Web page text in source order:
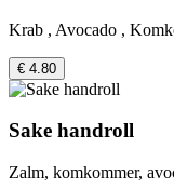
Krab , Avocado ,
€ 4.80
Sake handroll
Zalm, komkommer,